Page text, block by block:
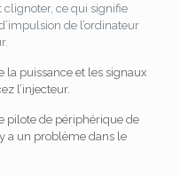
clignoter, ce qui signifie
de l’ordinateur
la puissance et les signaux
l’injecteur.
pilote de périphérique de
a un problème dans le